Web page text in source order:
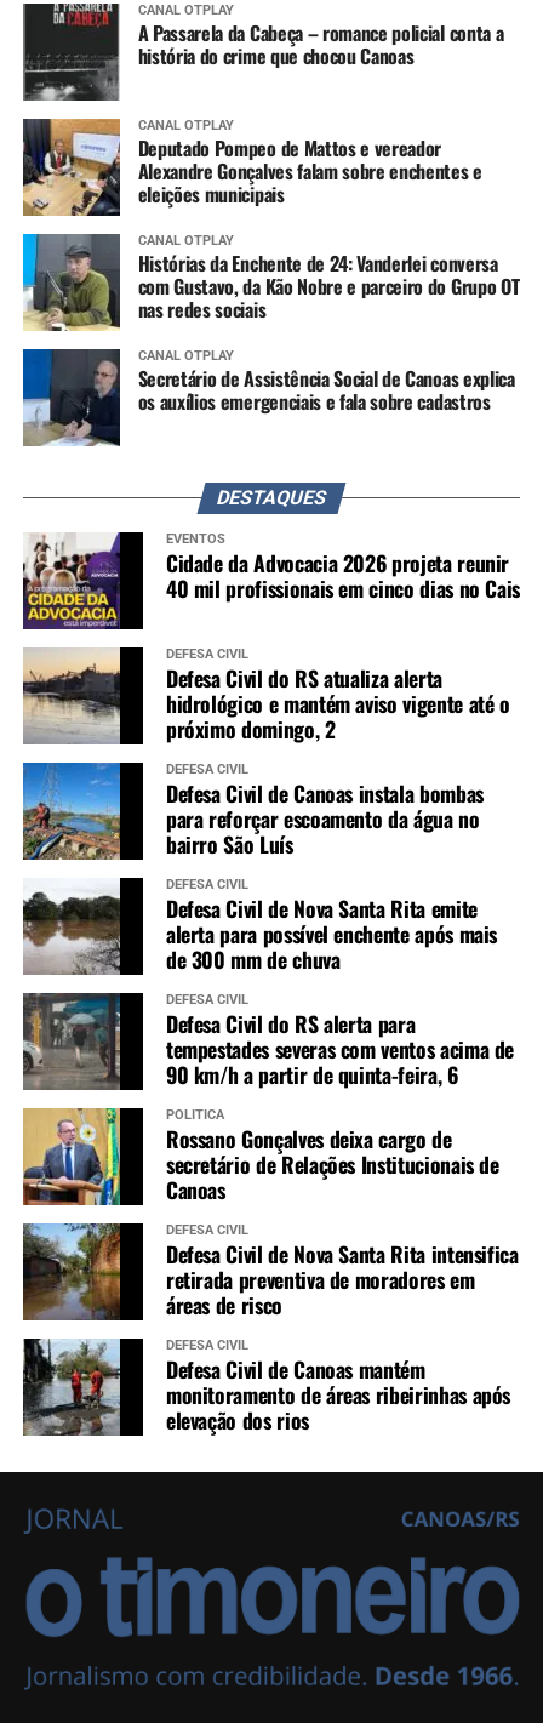
CANAL OTPLAY
A Passarela da Cabeça – romance policial conta a
história do crime que chocou Canoas
CANAL OTPLAY
Deputado Pompeo de Mattos e vereador
Alexandre Gonçalves falam sobre enchentes e
eleições municipais
CANAL OTPLAY
Histórias da Enchente de 24: Vanderlei conversa
com Gustavo, da Kão Nobre e parceiro do Grupo OT
nas redes sociais
CANAL OTPLAY
Secretário de Assistência Social de Canoas explica
os auxílios emergenciais e fala sobre cadastros
DESTAQUES
EVENTOS
Cidade da Advocacia 2026 projeta reunir
40 mil profissionais em cinco dias no Cais
DEFESA CIVIL
Defesa Civil do RS atualiza alerta
hidrológico e mantém aviso vigente até o
próximo domingo, 2
DEFESA CIVIL
Defesa Civil de Canoas instala bombas
para reforçar escoamento da água no
bairro São Luís
DEFESA CIVIL
Defesa Civil de Nova Santa Rita emite
alerta para possível enchente após mais
de 300 mm de chuva
DEFESA CIVIL
Defesa Civil do RS alerta para
tempestades severas com ventos acima de
90 km/h a partir de quinta-feira, 6
POLÍTICA
Rossano Gonçalves deixa cargo de
secretário de Relações Institucionais de
Canoas
DEFESA CIVIL
Defesa Civil de Nova Santa Rita intensifica
retirada preventiva de moradores em
áreas de risco
DEFESA CIVIL
Defesa Civil de Canoas mantém
monitoramento de áreas ribeirinhas após
elevação dos rios